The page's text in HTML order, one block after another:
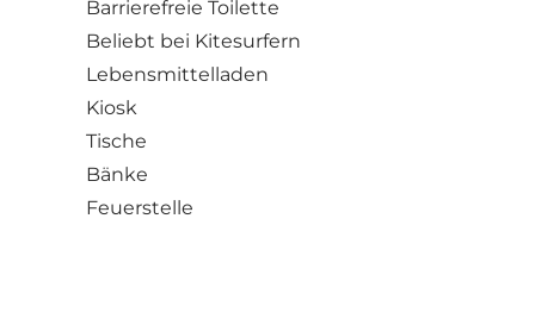
Barrierefreie Toilette
Beliebt bei Kitesurfern
Lebensmittelladen
Kiosk
Tische
Bänke
Feuerstelle